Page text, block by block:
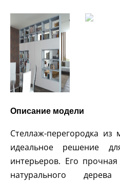
Описание модели
Стеллаж-перегородка
идеальное решение
интерьеров. Его
натурального дерева